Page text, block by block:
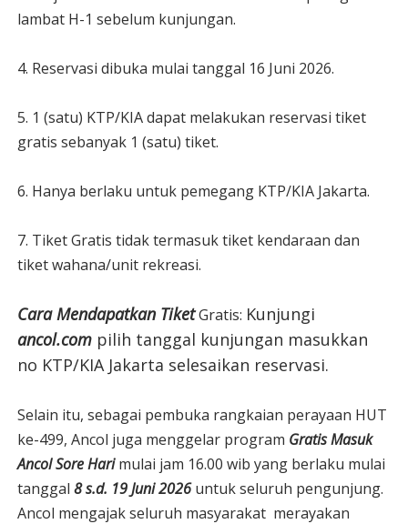
lambat H-1 sebelum kunjungan.
4. Reservasi dibuka mulai tanggal 16 Juni 2026.
5. 1 (satu) KTP/KIA dapat melakukan reservasi tiket
gratis sebanyak 1 (satu) tiket.
6. Hanya berlaku untuk pemegang KTP/KIA Jakarta.
7. Tiket Gratis tidak termasuk tiket kendaraan dan
tiket wahana/unit rekreasi.
Cara Mendapatkan TiketGratis: Kunjungi
ancol.compilih tanggal kunjungan masukkan
no KTP/KIA Jakarta selesaikan reservasi.
Selain itu, sebagai pembuka rangkaian perayaan HUT
ke-499, Ancol juga menggelar program Gratis Masuk
Ancol Sore Harimulai jam 16.00 wib yang berlaku mulai
tanggal 8s.d. 19 Juni 2026untuk seluruh pengunjung.
Ancol mengajak seluruh masyarakat merayakan